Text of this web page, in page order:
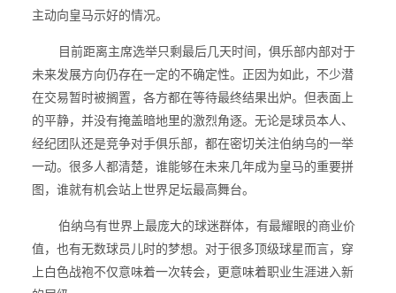
主动向皇马示好的情况。
目前距离主席选举只剩最后几天时间，俱乐部内部对于
未来发展方向仍存在一定的不确定性。正因为如此，不少潜
在交易暂时被搁置，各方都在等待最终结果出炉。但表面上
的平静，并没有掩盖暗地里的激烈角逐。无论是球员本人、
经纪团队还是竞争对手俱乐部，都在密切关注伯纳乌的一举
一动。很多人都清楚，谁能够在未来几年成为皇马的重要拼
图，谁就有机会站上世界足坛最高舞台。
伯纳乌有世界上最庞大的球迷群体，有最耀眼的商业价
值，也有无数球员儿时的梦想。对于很多顶级球星而言，穿
上白色战袍不仅意味着一次转会，更意味着职业生涯进入新